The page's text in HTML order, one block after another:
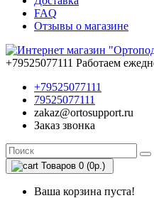
FAQ
Отзывы о магазине
+79525077111 Работаем
+79525077111
79525077111
zakaz@ortosupport.ru
Заказ звонка
Товаров 0 (0р.)
Ваша корзина пуста!